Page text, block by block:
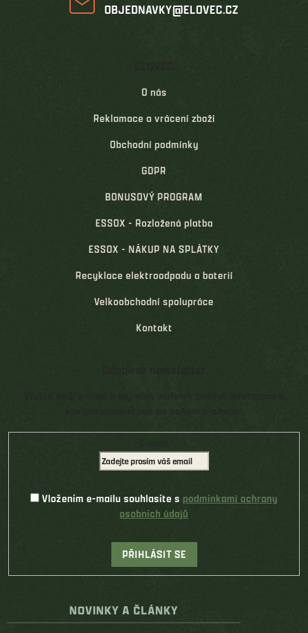
OBJEDNAVKY@ELOVEC.CZ
O nás
Reklamace a vrácení zboží
Obchodní podmínky
GDPR
BONUSOVÝ PROGRAM
ESSOX - Rozložená platba
ESSOX - NÁKUP NA SPLÁTKY
Recyklace elektroodpadu a baterií
Velkoobchodní spolupráce
Kontakt
Vložením e-mailu souhlasíte s podmínkami ochrany
osobních údajů
PŘIHLÁSIT SE
NOVINKY A ČLÁNKY